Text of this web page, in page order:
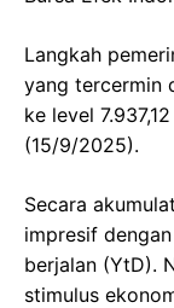
Langkah
yang tercermin
ke level
(15/9/2025).
Secara
impresif dengan
berjalan (YtD).
stimulus